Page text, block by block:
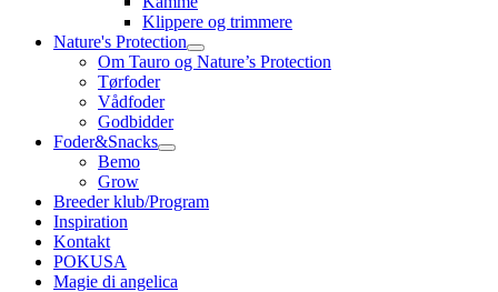
Klippere og trimmere
Nature's Protection
Om Tauro og Nature’s Protection
Tørfoder
Vådfoder
Godbidder
Foder&Snacks
Bemo
Grow
Breeder klub/Program
Inspiration
Kontakt
POKUSA
Magie di angelica